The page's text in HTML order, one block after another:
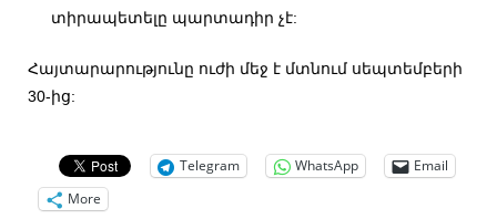
տիրապետելը պարտադիր չէ:
Հայտարարությունը ուժի մեջ է մտնում սեպտեմբերի
30-ից:
Telegram WhatsApp
Email
More